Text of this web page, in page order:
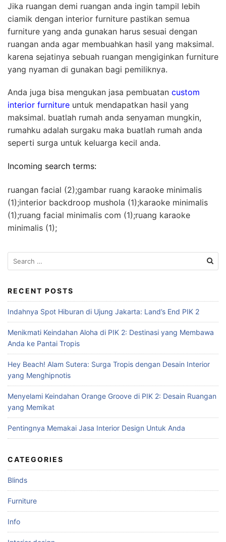
Jika ruangan demi ruangan anda ingin tampil lebih
ciamik dengan interior furniture pastikan semua
furniture yang anda gunakan harus sesuai dengan
ruangan anda agar membuahkan hasil yang maksimal.
karena sejatinya sebuah ruangan mengiginkan furniture
yang nyaman di gunakan bagi pemiliknya.
Anda juga bisa mengukan jasa pembuatan custom
interior furniture untuk mendapatkan hasil yang
maksimal. buatlah rumah anda senyaman mungkin,
rumahku adalah surgaku maka buatlah rumah anda
seperti surga untuk keluarga kecil anda.
Incoming search terms:
ruangan facial (2);gambar ruang karaoke minimalis
(1);interior backdroop mushola (1);karaoke minimalis
(1);ruang facial minimalis com (1);ruang karaoke
minimalis (1);
e
r
c
h
f
o
r
RECENT POSTS
Indahnya Spot Hiburan di Ujung Jakarta: Land’s End PIK 2
Menikmati Keindahan Aloha di PIK 2: Destinasi yang Membawa
Anda ke Pantai Tropis
Hey Beach! Alam Sutera: Surga Tropis dengan Desain Interior
yang Menghipnotis
Menyelami Keindahan Orange Groove di PIK 2: Desain Ruangan
yang Memikat
Pentingnya Memakai Jasa Interior Design Untuk Anda
CATEGORIES
Blinds
Furniture
Info